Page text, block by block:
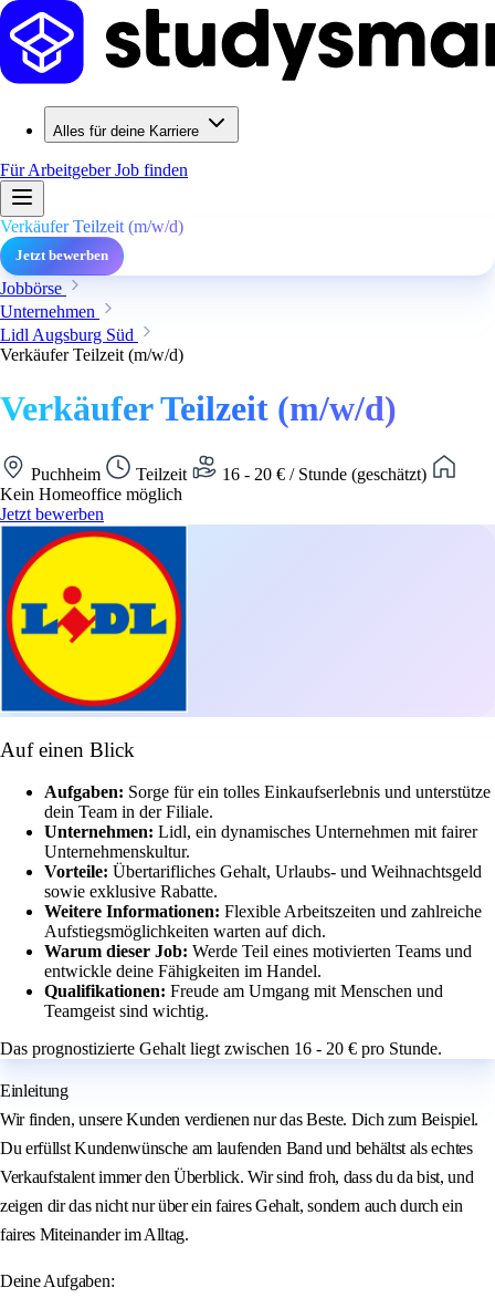
Alles für deine Karriere
Für ArbeitgeberJob finden
Verkäufer Teilzeit (m/w/d)
Jetzt bewerben
Jobbörse
Unternehmen
Lidl Augsburg Süd
Verkäufer Teilzeit (m/w/d)
Verkäufer Teilzeit (m/w/d)
Puchheim Teilzeit
16 - 20 € / Stunde (geschätzt)
Kein Homeoffice möglich
Jetzt bewerben
Auf einen Blick
Aufgaben: Sorge für ein tolles Einkaufserlebnis und unterstütze
dein Team in der Filiale.
Unternehmen: Lidl, ein dynamisches Unternehmen mit fairer
Unternehmenskultur.
Vorteile: Übertarifliches Gehalt, Urlaubs- und Weihnachtsgeld
sowie exklusive Rabatte.
Weitere Informationen: Flexible Arbeitszeiten und zahlreiche
Aufstiegsmöglichkeiten warten auf dich.
Warum dieser Job: Werde Teil eines motivierten Teams und
entwickle deine Fähigkeiten im Handel.
Qualifikationen: Freude am Umgang mit Menschen und
Teamgeist sind wichtig.
Das prognostizierte Gehalt liegt zwischen 16 - 20 € pro Stunde.
Einleitung
Wir finden, unsere Kunden verdienen nur das Beste. Dich zum Beispiel.
Du erfüllst Kundenwünsche am laufenden Band und behältst als echtes
Verkaufstalent immer den Überblick. Wir sind froh, dass du da bist, und
zeigen dir das nicht nur über ein faires Gehalt, sondern auch durch ein
faires Miteinander im Alltag.
Deine Aufgaben: